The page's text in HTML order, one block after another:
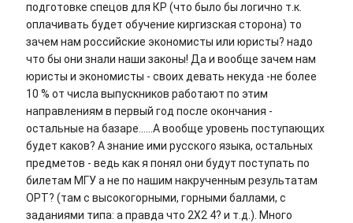
подготовке спецов для КР (что было бы логично т.к.
оплачивать будет обучение киргизская сторона) то
зачем нам российские экономисты или юристы? надо
что бы они знали наши законы! Да и вообще зачем нам
юристы и экономисты - своих девать некуда -не более
10 % от числа выпускников работают по этим
направлениям в первый год после окончания -
остальные на базаре......А вообще уровень поступающих
будет каков? А знание ими русского языка, остальных
предметов - ведь как я понял они будут поступать по
билетам МГУ а не по нашим накрученным результатам
ОРТ? (там с высокогорными, горными баллами, с
заданиями типа: а правда что 2Х2 4? и т.д.). Много